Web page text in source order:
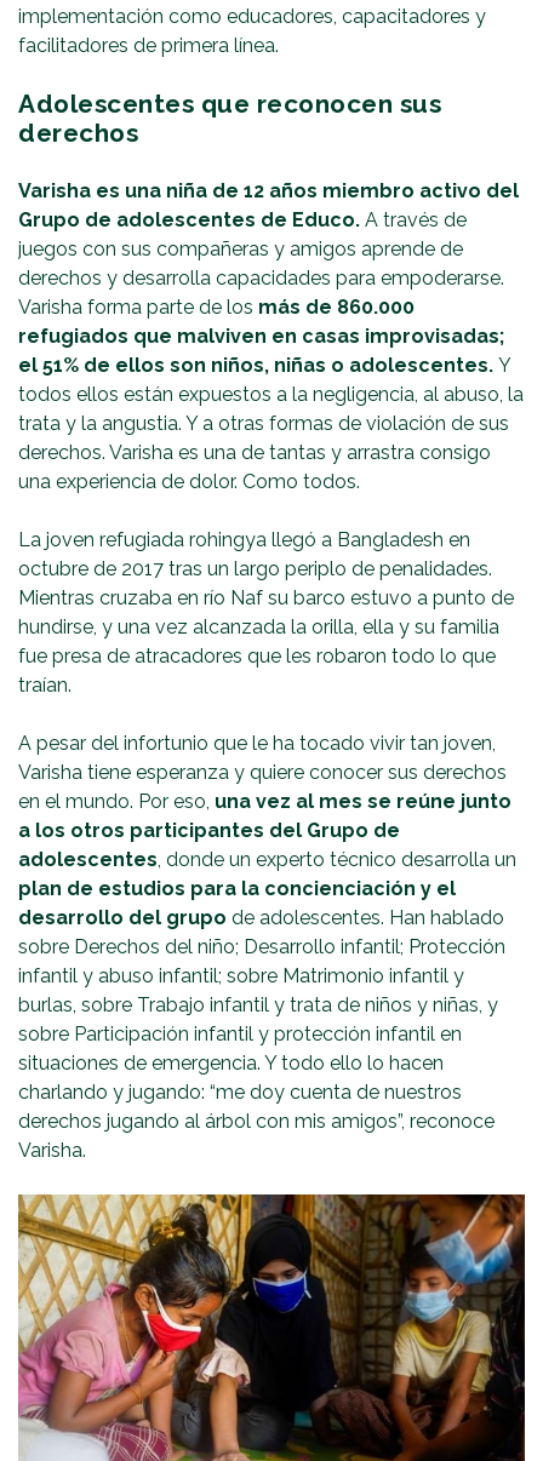
implementación como educadores, capacitadores y
facilitadores de primera línea.
Adolescentes que reconocen sus
derechos
Varisha es una niña de 12 años miembro activo del
Grupo de adolescentes de Educo. A través de
juegos con sus compañeras y amigos aprende de
derechos y desarrolla capacidades para empoderarse.
Varisha forma parte de los más de 860.000
refugiados que malviven en casas improvisadas;
el 51% de ellos son niños, niñas o adolescentes. Y
todos ellos están expuestos a la negligencia, al abuso, la
trata y la angustia. Y a otras formas de violación de sus
derechos. Varisha es una de tantas y arrastra consigo
una experiencia de dolor. Como todos.
La joven refugiada rohingya llegó a Bangladesh en
octubre de 2017 tras un largo periplo de penalidades.
Mientras cruzaba en río Naf su barco estuvo a punto de
hundirse, y una vez alcanzada la orilla, ella y su familia
fue presa de atracadores que les robaron todo lo que
traían.
A pesar del infortunio que le ha tocado vivir tan joven,
Varisha tiene esperanza y quiere conocer sus derechos
en el mundo. Por eso, una vez al mes se reúne junto
a los otros participantes del Grupo de
adolescentes , donde un experto técnico desarrolla un
plan de estudios para la concienciación y el
desarrollo del grupo de adolescentes. Han hablado
sobre Derechos del niño; Desarrollo infantil; Protección
infantil y abuso infantil; sobre Matrimonio infantil y
burlas, sobre Trabajo infantil y trata de niños y niñas, y
sobre Participación infantil y protección infantil en
situaciones de emergencia. Y todo ello lo hacen
charlando y jugando: “me doy cuenta de nuestros
derechos jugando al árbol con mis amigos”, reconoce
Varisha.